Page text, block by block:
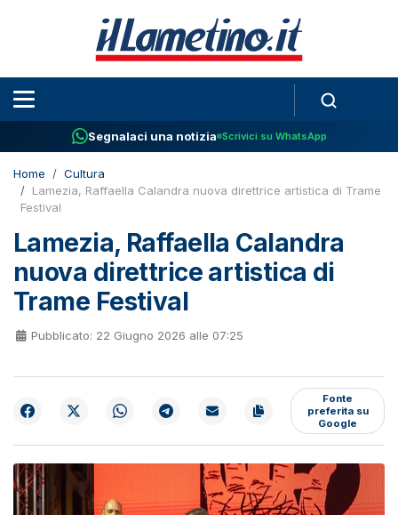
Segnalaci una notizia Scrivici su WhatsApp
Home
Cultura
Lamezia, Raffaella Calandra nuova direttrice artistica di Trame
Festival
Lamezia, Raffaella Calandra
nuova direttrice artistica di
Trame Festival
Pubblicato: 22 Giugno 2026 alle 07:25
Fonte
preferita su
Google